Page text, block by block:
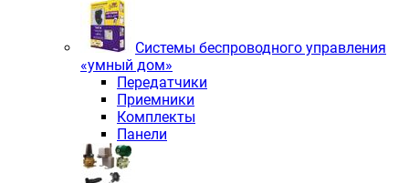
Системы беспроводного управления
«умный дом»
Передатчики
Приемники
Комплекты
Панели